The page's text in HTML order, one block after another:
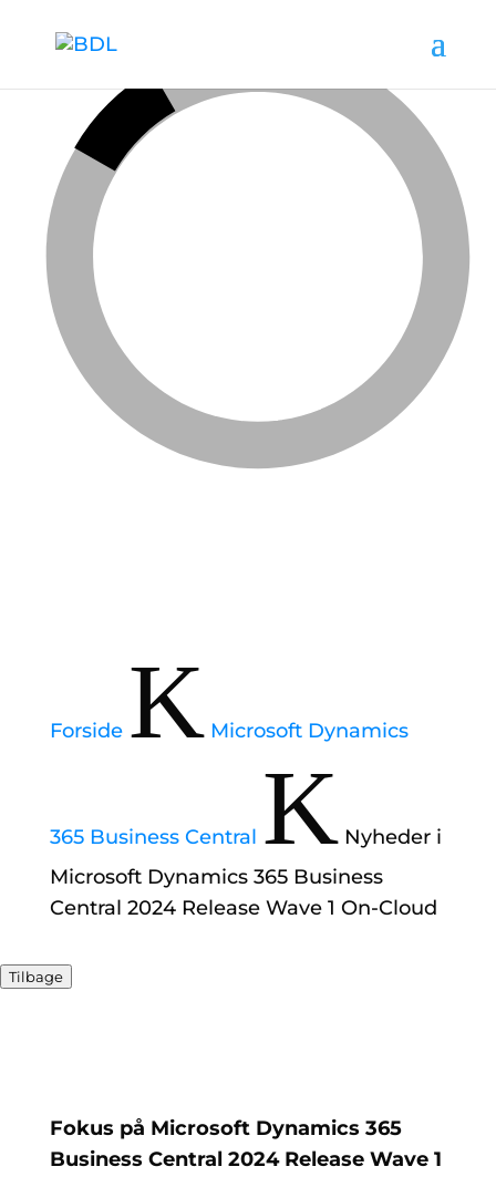
Forside K Microsoft Dynamics
365 Business Central K Nyheder i
Microsoft Dynamics 365 Business
Central 2024 Release Wave 1 On-Cloud
Tilbage
Fokus på Microsoft Dynamics 365
Business Central 2024Release Wave 1